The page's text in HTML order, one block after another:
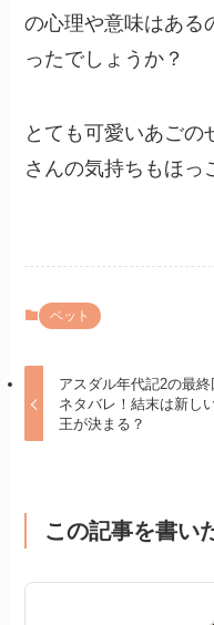
の心理や意味はある
ったでしょうか？
とても可愛いあごの
さんの気持ちもほ
ペット
アスダル年代記2の最終
ネタバレ！結末は新し
王が決まる？
この記事を書い